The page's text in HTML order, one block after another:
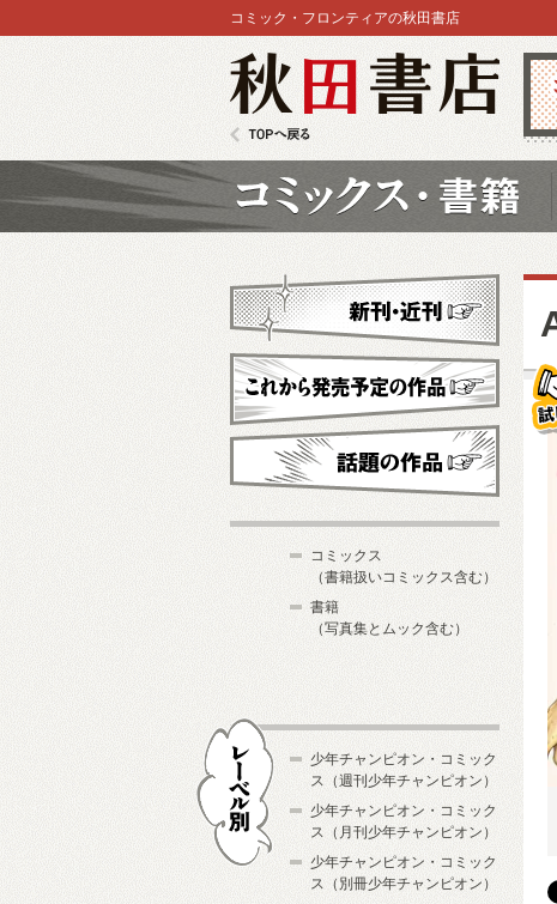
コ
コミック・フロンティアの秋田書店
試
新刊・近刊
これから発売予定
コミックス
（書籍扱いコミックス含む）
書籍
（写真集とムック含む）
少年チャンピオン・コミック
ス（週刊少年チャンピオン）
少年チャンピオン・コミック
ス（月刊少年チャンピオン）
少年チャンピオン・コミック
ス（別冊少年チャンピオン）